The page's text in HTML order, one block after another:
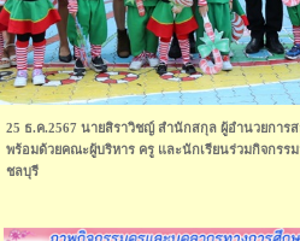
25 ธ.ค.2567 นายสิราวิชญ์ สำนักสกุล ผู้อำนวยการ
พร้อมด้วยคณะผู้บริหาร ครู และนักเรียนร่วมกิจกรร
ชลบุรี